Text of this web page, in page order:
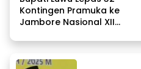
Kontingen Pramuka ke
Jambore Nasional XII